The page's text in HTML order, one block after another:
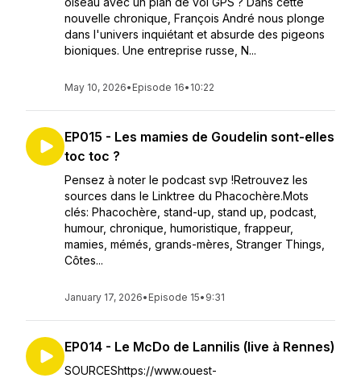
nouvelle chronique, François André nous plonge
dans l'univers inquiétant et absurde des pigeons
bioniques. Une entreprise russe, N...
May 10, 2026• Episode 16• 10:22
EP015 - Les mamies de Goudelin sont-elles
toc toc ?
Pensez à noter le podcast svp !Retrouvez les
sources dans le Linktree du Phacochère.Mots
clés: Phacochère, stand-up, stand up, podcast,
humour, chronique, humoristique, frappeur,
mamies, mémés, grands-mères, Stranger Things,
Côtes...
January 17, 2026• Episode 15• 9:31
EP014 - Le McDo de Lannilis (live à Rennes)
SOURCEShttps://www.ouest-